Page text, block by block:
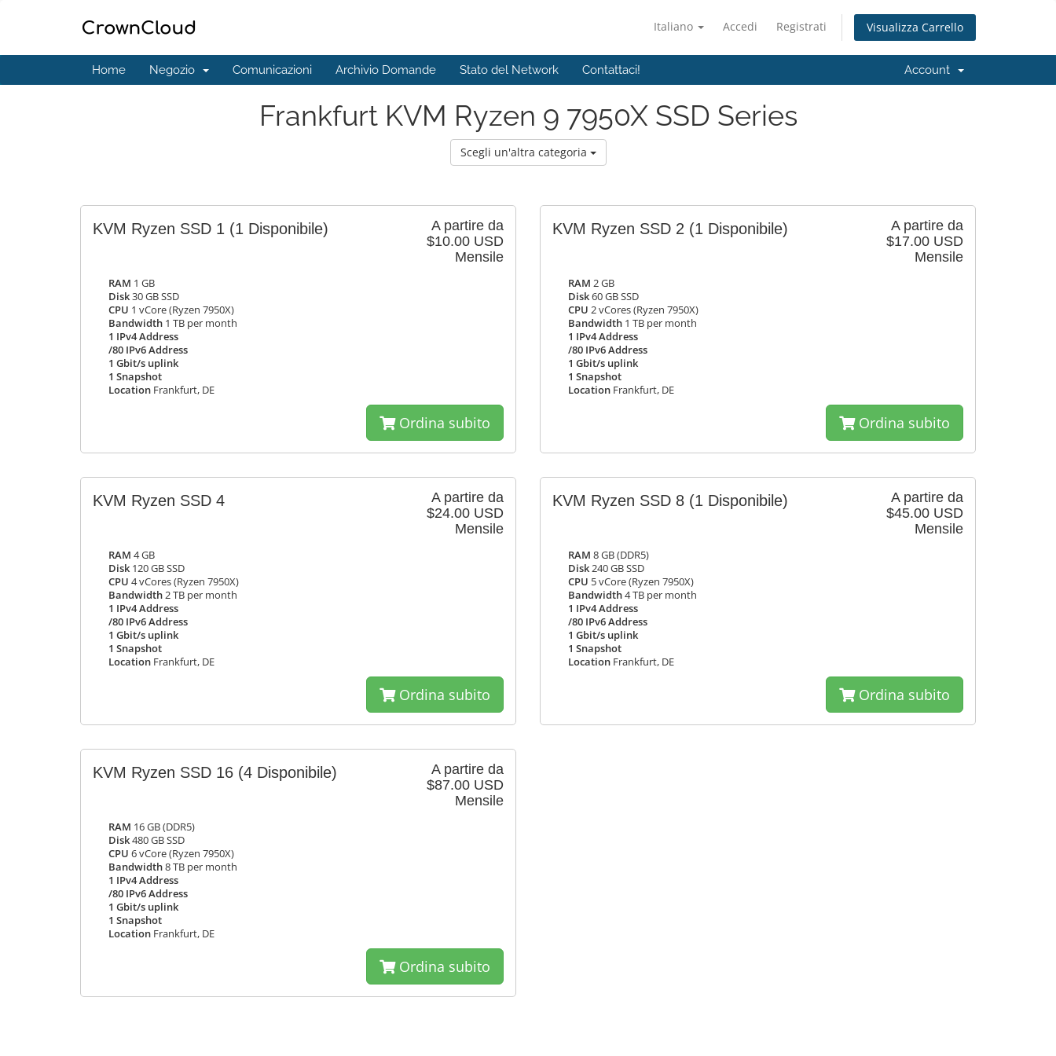
Italiano Accedi Registrati Visualizza Carrello
Home Negozio Comunicazioni Archivio Domande Stato del Network Contattaci! Account
Frankfurt KVM Ryzen 9 7950X SSD Series
Scegli un'altra categoria
A partire da
$10.00 USD
Mensile
KVM Ryzen SSD 1 (1 Disponibile)
RAM 1 GB
Disk30 GB SSD
CPU 1 vCore (Ryzen 7950X)
Bandwidth 1 TB per month
1 IPv4 Address
/80 IPv6 Address
1 Gbit/s uplink
1 Snapshot
Location Frankfurt, DE
Ordina subito
A partire da
$17.00 USD
Mensile
KVM Ryzen SSD 2 (1 Disponibile)
RAM 2 GB
Disk60 GB SSD
CPU 2 vCores (Ryzen 7950X)
Bandwidth 1 TB per month
1 IPv4 Address
/80 IPv6 Address
1 Gbit/s uplink
1 Snapshot
Location Frankfurt, DE
Ordina subito
A partire da
$24.00 USD
Mensile
KVM Ryzen SSD 4
RAM 4 GB
Disk 120 GB SSD
CPU 4 vCores (Ryzen 7950X)
Bandwidth2 TB per month
1 IPv4 Address
/80 IPv6 Address
1 Gbit/s uplink
1 Snapshot
Location Frankfurt, DE
Ordina subito
A partire da
$45.00 USD
Mensile
KVM Ryzen SSD 8 (1 Disponibile)
RAM 8 GB (DDR5)
Disk240 GB SSD
CPU 5 vCore (Ryzen 7950X)
Bandwidth4 TB per month
1 IPv4 Address
/80 IPv6 Address
1 Gbit/s uplink
1 Snapshot
Location Frankfurt, DE
Ordina subito
A partire da
$87.00 USD
Mensile
KVM Ryzen SSD 16 (4 Disponibile)
RAM 16 GB (DDR5)
Disk480 GB SSD
CPU 6 vCore (Ryzen 7950X)
Bandwidth8 TB per month
1 IPv4 Address
/80 IPv6 Address
1 Gbit/s uplink
1 Snapshot
Location Frankfurt, DE
Ordina subito